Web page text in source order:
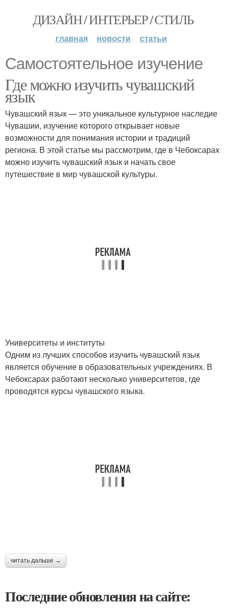
ДИЗАЙН / ИНТЕРЬЕР / СТИЛЬ
главная новости статьи
Самостоятельное изучение
Где можно изучить чувашский
язык
Чувашский язык — это уникальное культурное наследие
Чувашии, изучение которого открывает новые
возможности для понимания истории и традиций
региона. В этой статье мы рассмотрим, где в Чебоксарах
можно изучить чувашский язык и начать свое
путешествие в мир чувашской культуры.
Университеты и институты
Одним из лучших способов изучить чувашский язык
является обучение в образовательных учреждениях. В
Чебоксарах работают несколько университетов, где
проводятся курсы чувашского языка.
читать дальше →
Последние обновления на сайте: